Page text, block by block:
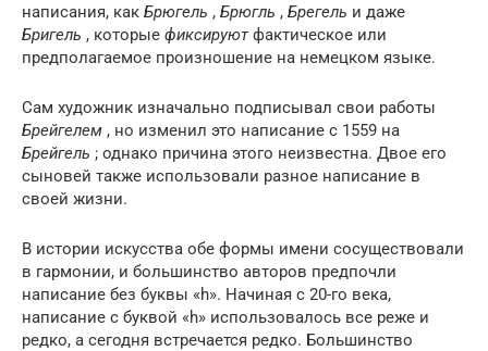
написания, как Брюгель , Брюгль , Брегель и даже
Бригель , которые фиксируютфактическое или
предполагаемое произношение на немецком языке.
Сам художник изначально подписывал свои работы
Брейгелем , но изменил это написание с 1559 на
Брейгель ; однако причина этого неизвестна. Двое его
сыновей также использовали разное написание в
своей жизни.
В истории искусства обе формы имени сосуществовали
в гармонии, и большинство авторов предпочли
написание без буквы «h». Начиная с 20-го века,
написание с буквой «h» использовалось все реже и
редко, а сегодня встречается редко. Большинство